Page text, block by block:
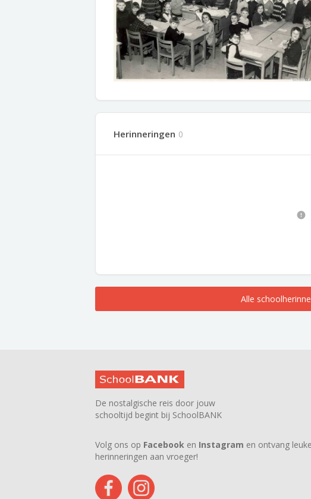
Herinneringen 0
Alle
De nostalgische reis door jouw
schooltijd begint bij SchoolBANK
Volg ons op Facebook en Instagram en ontvang leuke
herinneringen aan vroeger!